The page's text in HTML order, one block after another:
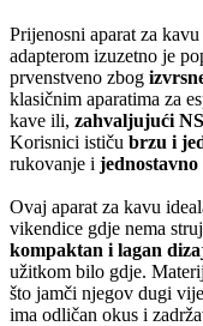
Prijenosni aparat za
adapterom izuzetno je
prvenstveno zbog
klasičnim aparatima za
kave ili, zahvaljujući
Korisnici ističu brzu i
rukovanje i jednostavno
Ovaj aparat za kavu
vikendice gdje nema
kompaktan i lagan
užitkom bilo gdje.
što jamči njegov dugi
ima odličan okus i